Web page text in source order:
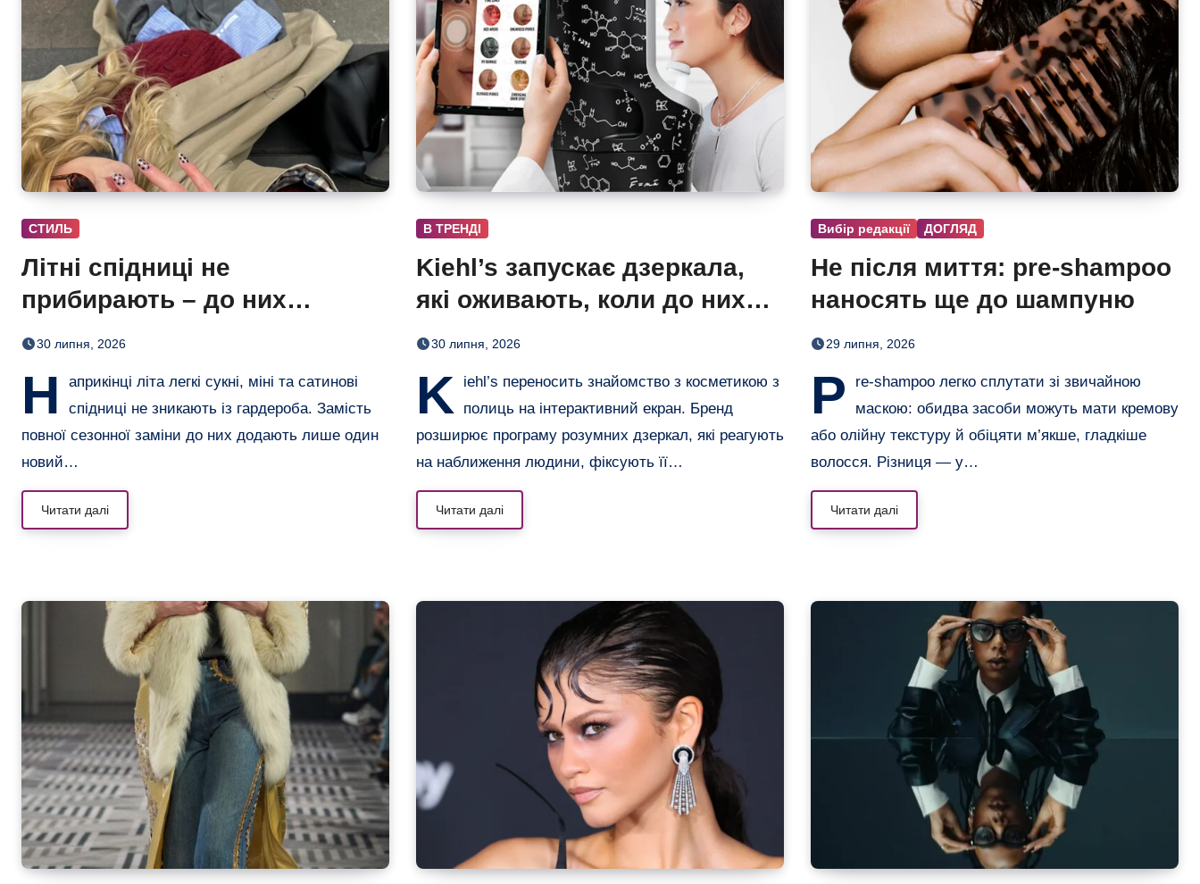
СТИЛЬ
Літні спідниці не
прибирають – до них
додають кольорові колготки
30 липня, 2026
Н
априкінці літа легкі сукні, міні та сатинові
спідниці не зникають із гардероба. Замість
повної сезонної заміни до них додають лише один
новий…
Читати далі
В ТРЕНДІ
Kiehl’s запускає дзеркала,
які оживають, коли до них
підходиш
30 липня, 2026
K
iehl’s переносить знайомство з косметикою з
полиць на інтерактивний екран. Бренд
розширює програму розумних дзеркал, які реагують
на наближення людини, фіксують її…
Читати далі
Вибір редакції ДОГЛЯД
Не після миття: pre-shampoo
наносять ще до шампуню
29 липня, 2026
P
re-shampoo легко сплутати зі звичайною
маскою: обидва засоби можуть мати кремову
або олійну текстуру й обіцяти м’якше, гладкіше
волосся. Різниця — у…
Читати далі